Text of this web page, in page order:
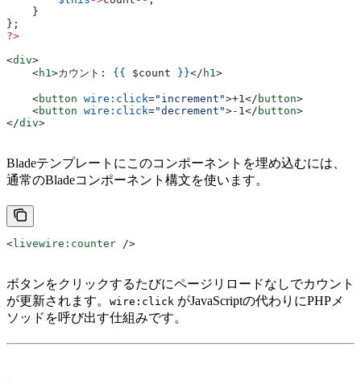
    }
};
?>
<div>
    <
h1 >カウント: {{ $count }}</ h1 >
    <
button wire:click="increment">+1 </ button>
    <
button wire:click="decrement">-1 </ button>
</div>
Bladeテンプレートにこのコンポーネントを埋め込むには、
通常のBladeコンポーネント構文を使います。
<livewire:counter />
ボタンをクリックするたびにページリロードなしでカウント
が更新されます。 wire:click がJavaScriptの代わりにPHPメ
ソッドを呼び出す仕組みです。